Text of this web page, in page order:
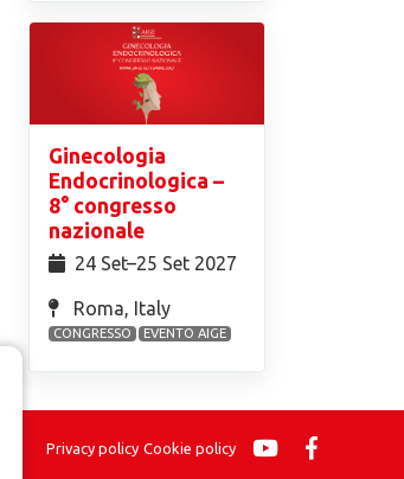
Ginecologia
Endocrinologica –
8° congresso
nazionale
24 Set⁠–25 Set 2027
Roma, Italy
CONGRESSO EVENTO AIGE
Privacy policy Cookie policy